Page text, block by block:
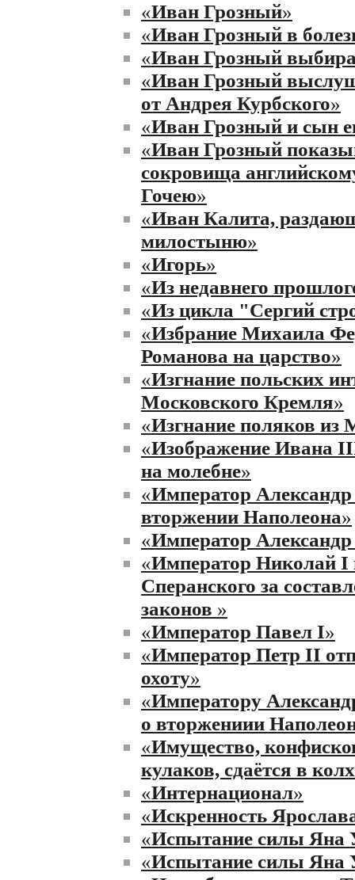
«Иван Грозный»
«Иван Грозный в
«Иван Грозный
«Иван Грозный
от Андрея Курбского»
«Иван Грозный и сын
«Иван Грозный
сокровища
Гочею»
«Иван Калита,
милостыню»
«Игорь»
«Из недавнего
«Из цикла "Сергий
«Избрание Михаила
Романова на царство»
«Изгнание польских
Московского Кремля»
«Изгнание поляков
«Изображение Ивана
на молебне»
«Император
вторжении Наполеона»
«Император
«Император Николай I
Сперанского за
законов »
«Император Павел I»
«Император Петр II
охоту»
«Императору
о вторжениии
«Имущество,
кулаков, сдаётся в
«Интернационал»
«Искренность
«Испытание силы Яна
«Испытание силы Яна